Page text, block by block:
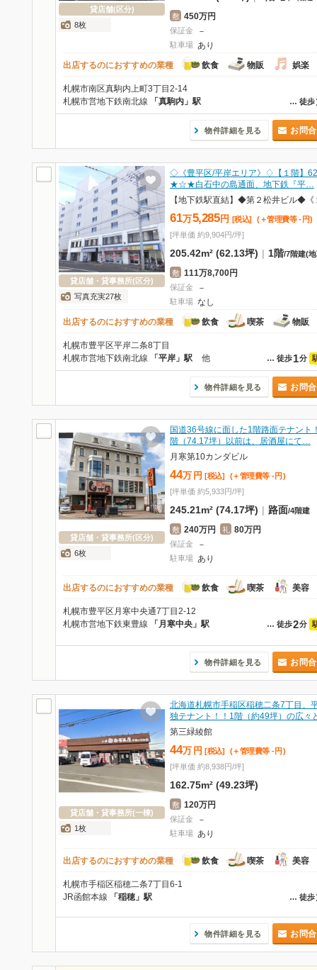
貸店舗(区分)
8枚
敷 450万円
保証金 －
駐車場 あり
出店するのにおすすめの業種
飲食 物販 娯楽
札幌市南区真駒内上町3丁目2-14
… 徒歩
札幌市営地下鉄南北線 「真駒内」駅
物件詳細を見る お問
貸店舗・貸事務所(区分)
写真充実27枚
◇《豊平区/平岸エリア》♢【１階】
★☆★白石中の島通面、地下鉄『平…
【地下鉄駅直結】◆第２松井ビル◆《
61万5,285 円 [税込] (＋管理費等 - 円)
[坪単価 約9,904円/坪]
205.42m² (62.13坪) | 1階/7階建(
敷 111万8,700円
保証金 －
駐車場 なし
出店するのにおすすめの業種
飲食 喫茶 物販
札幌市豊平区平岸二条8丁目
… 徒歩1分
札幌市営地下鉄南北線 「平岸」駅 他
物件詳細を見る お問
貸店舗・貸事務所(区分)
6枚
国道36号線に面した1階路面テナント
階（74.17坪）以前は、居酒屋にて…
月寒第10カンダビル
44万 円 [税込] (＋管理費等 - 円 )
[坪単価 約5,933円/坪]
245.21m² (74.17坪) | 路面/4階建
敷 240万円 礼 80万円
保証金 －
駐車場 あり
出店するのにおすすめの業種 飲食 喫茶 美容
札幌市豊平区月寒中央通7丁目2-12
… 徒歩2分
札幌市営地下鉄東豊線 「月寒中央」駅
物件詳細を見る お問
貸店舗・貸事務所(一棟)
1枚
北海道札幌市手稲区稲穂二条7丁目、
独テナント！！1階（約49坪）の広
第三緑綾館
44万 円 [税込] (＋管理費等 - 円 )
[坪単価 約8,938円/坪]
162.75m² (49.23坪)
敷 120万円
保証金 －
駐車場 あり
出店するのにおすすめの業種 飲食 喫茶 美容
札幌市手稲区稲穂二条7丁目6-1
… 徒歩
JR函館本線 「稲穂」駅
物件詳細を見る お問